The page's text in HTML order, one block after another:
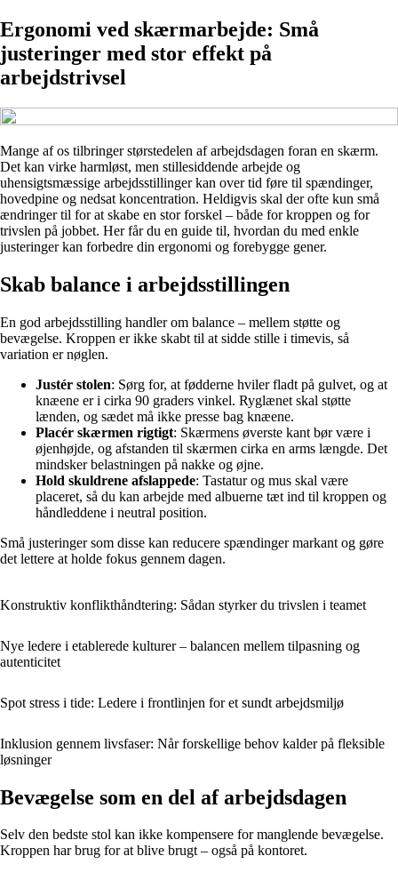
Ergonomi ved skærmarbejde: Små
justeringer med stor effekt på
arbejdstrivsel
Mange af os tilbringer størstedelen af arbejdsdagen foran en skærm.
Det kan virke harmløst, men stillesiddende arbejde og
uhensigtsmæssige arbejdsstillinger kan over tid føre til spændinger,
hovedpine og nedsat koncentration. Heldigvis skal der ofte kun små
ændringer til for at skabe en stor forskel – både for kroppen og for
trivslen på jobbet. Her får du en guide til, hvordan du med enkle
justeringer kan forbedre din ergonomi og forebygge gener.
Skab balance i arbejdsstillingen
En god arbejdsstilling handler om balance – mellem støtte og
bevægelse. Kroppen er ikke skabt til at sidde stille i timevis, så
variation er nøglen.
Justér stolen: Sørg for, at fødderne hviler fladt på gulvet, og at
knæene er i cirka 90 graders vinkel. Ryglænet skal støtte
lænden, og sædet må ikke presse bag knæene.
Placér skærmen rigtigt: Skærmens øverste kant bør være i
øjenhøjde, og afstanden til skærmen cirka en arms længde. Det
mindsker belastningen på nakke og øjne.
Hold skuldrene afslappede: Tastatur og mus skal være
placeret, så du kan arbejde med albuerne tæt ind til kroppen og
håndleddene i neutral position.
Små justeringer som disse kan reducere spændinger markant og gøre
det lettere at holde fokus gennem dagen.
Konstruktiv konflikthåndtering: Sådan styrker du trivslen i teamet
Nye ledere i etablerede kulturer – balancen mellem tilpasning og
autenticitet
Spot stress i tide: Ledere i frontlinjen for et sundt arbejdsmiljø
Inklusion gennem livsfaser: Når forskellige behov kalder på fleksible
løsninger
Bevægelse som en del af arbejdsdagen
Selv den bedste stol kan ikke kompensere for manglende bevægelse.
Kroppen har brug for at blive brugt – også på kontoret.